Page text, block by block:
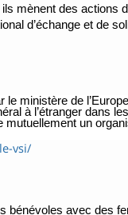
mènent des actions
d’échange et de
ministère de
à l’étranger dans
un
vsi/
bénévoles avec des